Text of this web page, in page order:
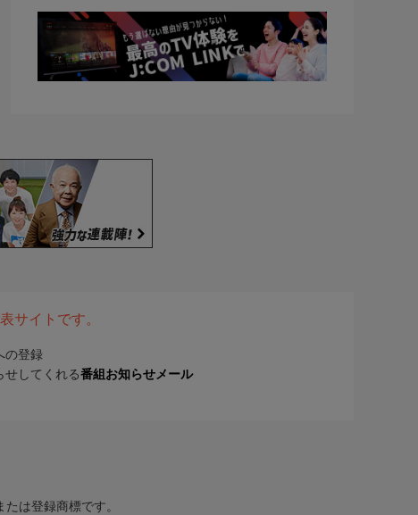
サイトです。
の登録
せしてくれる番組お知らせメール
は登録商標です。